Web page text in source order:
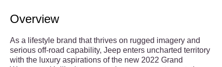
Overview
As a lifestyle brand that thrives on rugged imagery and
serious off-road capability, Jeep enters uncharted territory
with the luxury aspirations of the new 2022 Grand